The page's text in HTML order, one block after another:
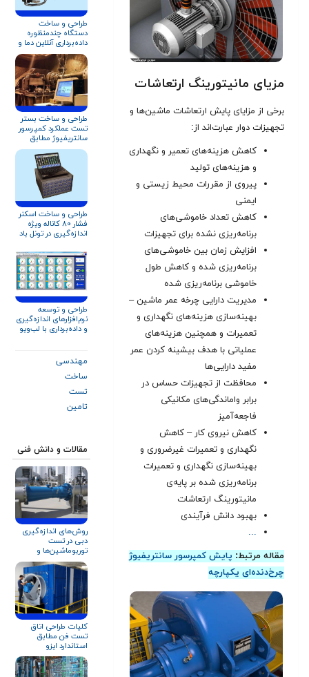
مزیای مانیتورینگ ارتعاشات
برخی از مزایای پایش ارتعاشات ماشین‌ها و
تجهیزات دوار عبارت‌اند از:
کاهش هزینه‌های تعمیر و نگهداری
و هزینه‌های تولید
پیروی از مقررات محیط زیستی و
ایمنی
کاهش تعداد خاموشی‌های
برنامه‌ریزی نشده برای تجهیزات
افزایش زمان بین خاموشی‌های
برنامه‌ریزی شده و کاهش طول
خاموشی برنامه‌ریزی شده
مدیریت دارایی چرخه عمر ماشین –
بهینه‌سازی هزینه‌های نگهداری و
تعمیرات و همچنین هزینه‌های
عملیاتی با هدف بیشینه کردن عمر
مفید دارایی‌ها
محافظت از تجهیزات حساس در
برابر واماندگی‌های مکانیکی
فاجعه‌آمیز
کاهش نیروی کار – کاهش
نگهداری و تعمیرات غیرضروری و
بهینه‌سازی نگهداری و تعمیرات
برنامه‌ریزی شده بر پایه‌ی
مانیتورینگ ارتعاشات
بهبود دانش فرآیندی
.
.
.
مقاله مرتبط: پایش کمپرسور سانتریفیوژ
چرخ‌دنده‌ای یکپارچه
طراحی و ساخت
دستگاه چندمنظوره
داده‌برداری آنلاین دما و
فشار
طراحی و ساخت بستر
تست عملکرد کمپرسور
سانتریفیوژ مطابق
استاندارد ASME PTC
۱۰
طراحی و ساخت اسکنر
فشار ۸۰ کاناله ویژه
اندازه‌گیری در تونل باد
طراحی و توسعه
نرم‌افزارهای اندازه‌گیری
و داده‌برداری با لب‌ویو
مهندسی
ساخت
تست
تامین
مقالات و دانش فنی
روش‌های اندازه‌گیری
دبی در تست
توربوماشین‌ها و
تجهیزات دوار
کلیات طراحی اتاق
تست فن مطابق
استاندارد ایزو